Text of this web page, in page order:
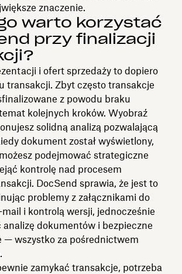
znaczenie.
warto korzystać
przy finalizacji
i ofert sprzedaży to dopiero
transakcji. Zbyt często transakcje
z powodu braku
kolejnych kroków. Wyobraź
solidną analizą pozwalającą
dokument został wyświetlony,
podejmować strategiczne
kontrolę nad procesem
DocSend sprawia, że jest to
problemy z załącznikami do
i kontrolą wersji, jednocześnie
dokumentów i bezpieczne
— wszystko za pośrednictwem
zamykać transakcje, potrzeba